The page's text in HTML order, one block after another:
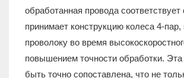
обработанная провода
принимает конструкцию колеса 4-
проволоку во время
повышением точности обработки.
быть точно сопоставлена, что не